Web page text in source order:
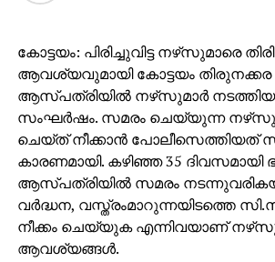
കോട്ടയം: പിരിച്ചുവിട്ട നഴ്‌സുമാരെ
ആവശ്യവുമായി കോട്ടയം തിരുനക്കര
ആസ്പത്രിയില്‍ നഴ്‌സുമാര്‍
സംഘര്‍ഷം. സമരം ചെയ്യുന്ന
ചെയ്ത് നീക്കാന്‍ പോലീസെത്തിയത്
കാരണമായി. കഴിഞ്ഞ 35 ദിവസമായി
ആസ്പത്രിയില്‍ സമരം
വര്‍ദ്ധന, വസ്ത്രംമാറുന്നയിടത്തെ
നീക്കം ചെയ്യുക എന്നിവയാണ്
ആവശ്യങ്ങള്‍.